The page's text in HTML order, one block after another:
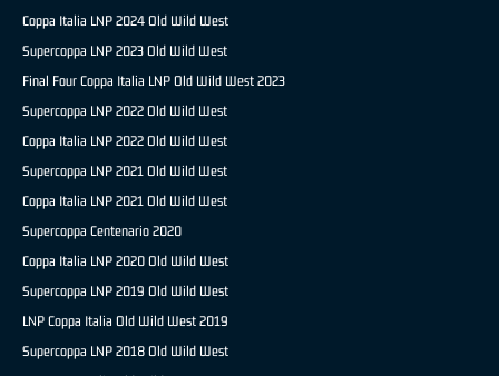
Coppa Italia LNP 2024 Old Wild West
Supercoppa LNP 2023 Old Wild West
Final Four Coppa Italia LNP Old Wild West 2023
Supercoppa LNP 2022 Old Wild West
Coppa Italia LNP 2022 Old Wild West
Supercoppa LNP 2021 Old Wild West
Coppa Italia LNP 2021 Old Wild West
Supercoppa Centenario 2020
Coppa Italia LNP 2020 Old Wild West
Supercoppa LNP 2019 Old Wild West
LNP Coppa Italia Old Wild West 2019
Supercoppa LNP 2018 Old Wild West